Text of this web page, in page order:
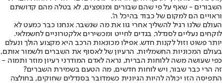
השבורים - שאף על פי שהם שבורים ומנופצים, לא בטלה מהם קדושתם
וראויים הם למקום של כבוד בהיכל ה'.
העולם שלנו רגיל להשליך אחרי גוו את מה שנשבר. אנחנו כבר כמעט לא
לוקחים נעליים לסנדלר, בגדים לחייט ומכשירים אלקטרוניים לחשמלאי.
יותר פשוט וזול לקנות חדש. אפילו מכונאות הרכב היא מקצוע הולך ונעלם
בעולם המכוניות החשמליות. הרעיון של לאסוף את השברים ולשמור אותם,
כפי שעושה משה ללוחות הברית, נראה לאדם המודרני רעיון מוזר ותמוה -
זה הרי כבר שבור, ויש לוחות חדשים, מה הטעם בשמירת השברים?
התפיסה הזו יכולה להיות הגיונית כשמדובר בסנדלים שחוקים, בחולצה